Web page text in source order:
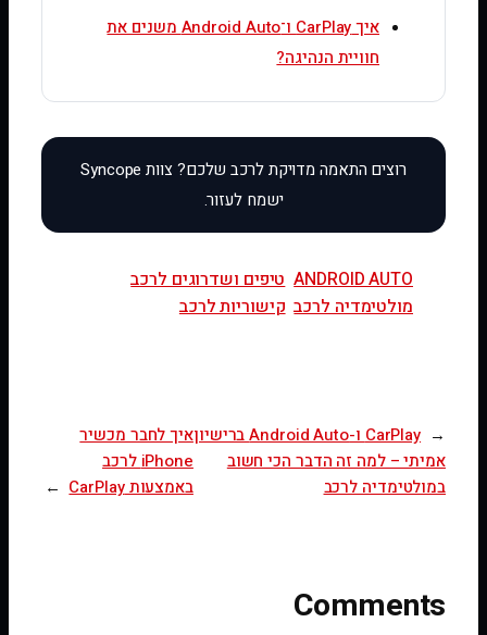
איך CarPlay ו־Android Auto משנים את
חוויית הנהיגה?
ANDROID AUTO טיפים ושדרוגים לרכב
מולטימדיה לרכב קישוריות לרכב
←
CarPlay ו-Android Auto ברישיון
אמיתי – למה זה הדבר הכי חשוב
במולטימדיה לרכב
איך לחבר מכשיר
iPhone לרכב
באמצעות CarPlay
→
Comments